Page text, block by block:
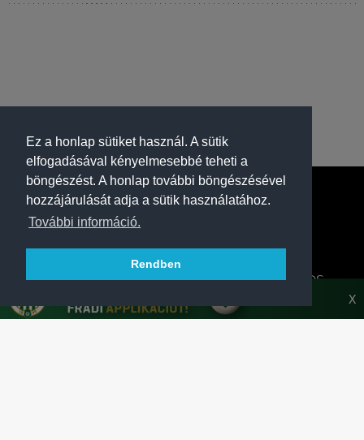
Ez a honlap sütiket használ. A sütik
elfogadásával kényelmesebbé teheti a
böngészést. A honlap további böngészésével
hozzájárulását adja a sütik használatához.
További információ.
Rendben
A FERENCVÁROSI TORNA CLUB HIVATALOS
X